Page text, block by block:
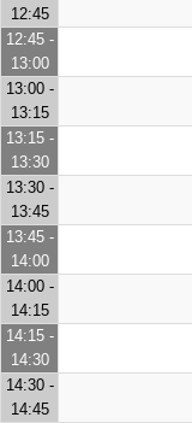
12:45
12:45 -
13:00
13:00 -
13:15
13:15 -
13:30
13:30 -
13:45
13:45 -
14:00
14:00 -
14:15
14:15 -
14:30
14:30 -
14:45